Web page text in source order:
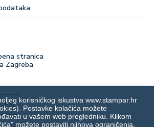
stranica
Zagreba
korisničkog iskustva www.stampar.hr
Postavke kolačića možete
u vašem web pregledniku. Klikom
možete postaviti njihova ograničenja.